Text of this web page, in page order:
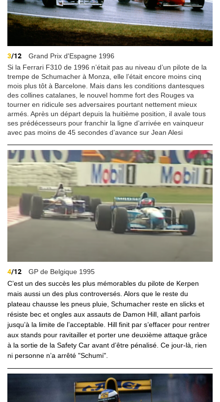
3/12
Grand Prix d'Espagne 1996
Si la Ferrari F310 de 1996 n’était pas au niveau d’un pilote de la
trempe de Schumacher à Monza, elle l’était encore moins cinq
mois plus tôt à Barcelone. Mais dans les conditions dantesques
des collines catalanes, le nouvel homme fort des Rouges va
tourner en ridicule ses adversaires pourtant nettement mieux
armés. Après un départ depuis la huitième position, il avale tous
ses prédécesseurs pour franchir la ligne d’arrivée en vainqueur
avec pas moins de 45 secondes d’avance sur Jean Alesi
4/12
GP de Belgique 1995
C’est un des succès les plus mémorables du pilote de Kerpen
mais aussi un des plus controversés. Alors que le reste du
plateau chausse les pneus pluie, Schumacher reste en slicks et
résiste bec et ongles aux assauts de Damon Hill, allant parfois
jusqu’à la limite de l’acceptable. Hill finit par s’effacer pour rentrer
aux stands pour ravitailler et porter une deuxième attaque grâce
à la sortie de la Safety Car avant d’être pénalisé. Ce jour-là, rien
ni personne n’a arrêté "Schumi".